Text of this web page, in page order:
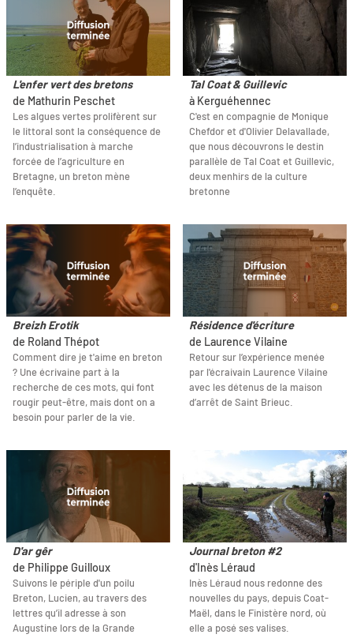
L'enfer vert des bretons
de Mathurin Peschet
Les algues vertes prolifèrent sur
le littoral sont la conséquence de
l’industrialisation à marche
forcée de l’agriculture en
Bretagne, un breton mène
l’enquête.
Tal Coat & Guillevic
à Kerguéhennec
C'est en compagnie de Monique
Chefdor et d'Olivier Delavallade,
que nous découvrons le destin
parallèle de Tal Coat et Guillevic,
deux menhirs de la culture
bretonne
Breizh Erotik
de Roland Thépot
Comment dire je t'aime en breton
? Une écrivaine part à la
recherche de ces mots, qui font
rougir peut-être, mais dont on a
besoin pour parler de la vie.
Résidence d'écriture
de Laurence Vilaine
Retour sur l’expérience menée
par l'écraivain Laurence Vilaine
avec les détenus de la maison
d’arrêt de Saint Brieuc.
D'ar gêr
de Philippe Guilloux
Suivons le périple d'un poilu
Breton, Lucien, au travers des
lettres qu’il adresse à son
Augustine lors de la Grande
Journal breton #2
d'Inès Léraud
Inès Léraud nous redonne des
nouvelles du pays, depuis Coat-
Maël, dans le Finistère nord, où
elle a posé ses valises.